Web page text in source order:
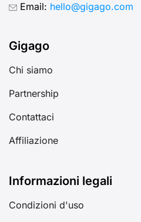
Email: hello@gigago.com
Gigago
Chi siamo
Partnership
Contattaci
Affiliazione
Informazioni legali
Condizioni d'uso